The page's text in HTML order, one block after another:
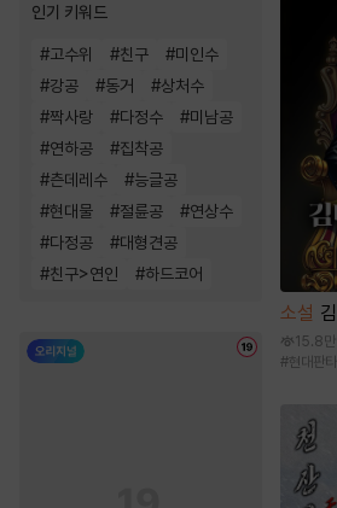
인기 키워드
#고수위 #친구 #미인수
#강공 #동거 #상처수
#짝사랑 #다정수 #미남공
#연하공 #집착공
#츤데레수 #능글공
#현대물 #절륜공 #연상수
#다정공 #대형견공
#친구>연인 #하드코어
소설
15.8만
#현대판타